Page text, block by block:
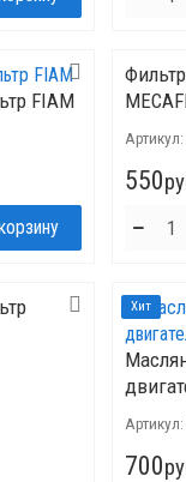
FIAM
Артикул:
550
Хит
Артикул:
700